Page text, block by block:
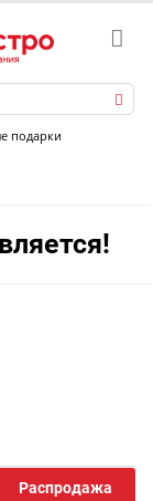
подарки
Распродажа